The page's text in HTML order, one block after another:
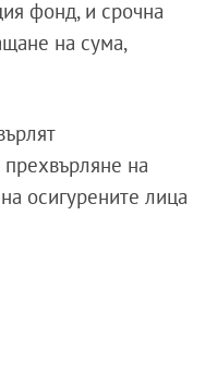
фонд, и срочна
на сума,
на
осигурените лица